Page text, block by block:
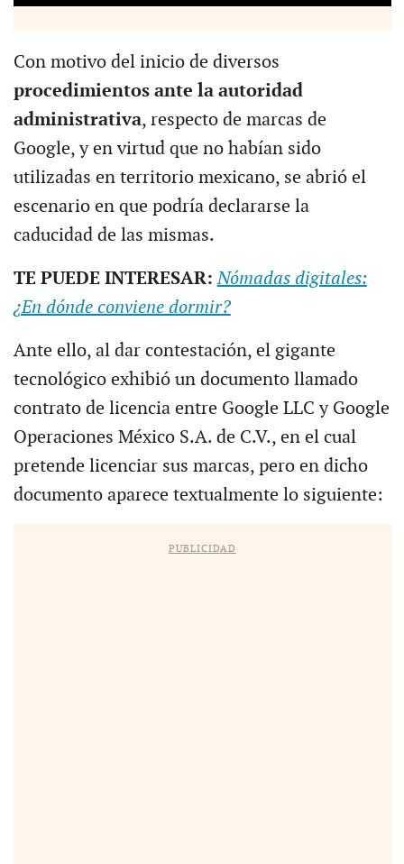
Con motivo del inicio de diversos
procedimientos ante la autoridad
administrativa, respecto de marcas de
Google, y en virtud que no habían sido
utilizadas en territorio mexicano, se abrió el
escenario en que podría declararse la
caducidad de las mismas.
TE PUEDE INTERESAR: Nómadas digitales:
¿En dónde conviene dormir?
Ante ello, al dar contestación, el gigante
tecnológico exhibió un documento llamado
contrato de licencia entre Google LLC y Google
Operaciones México S.A. de C.V., en el cual
pretende licenciar sus marcas, pero en dicho
documento aparece textualmente lo siguiente:
PUBLICIDAD